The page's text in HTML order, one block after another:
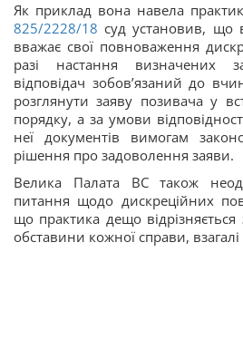
Як приклад вона навела
825/2228/18 суд установив, що
вважає свої повноваження
разі настання визначених
відповідач зобов’язаний до
розглянути заяву позивача у
порядку, а за умови
неї документів вимогам
рішення про задоволення заяви.
Велика Палата ВС також
питання щодо дискреційних
що практика дещо відрізняється
обставини кожної справи,